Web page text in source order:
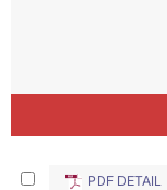
PDF DETAIL